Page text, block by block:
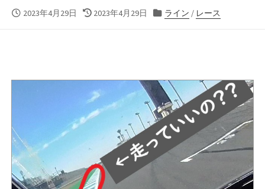
公
2023年4月29日
最
2023年4月29日
カ
ライン / レース